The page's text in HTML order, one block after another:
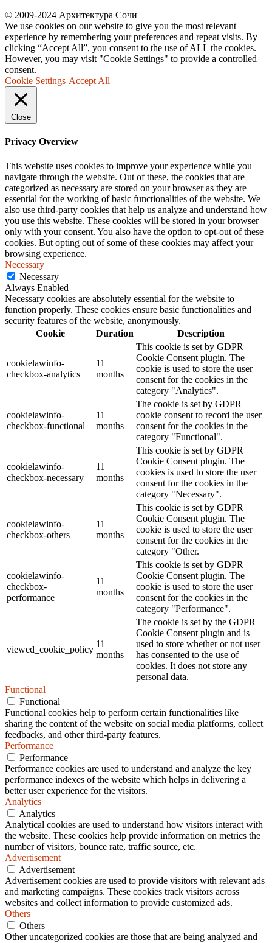
© 2009-2024 Архитектура Сочи
We use cookies on our website to give you the most relevant
experience by remembering your preferences and repeat visits. By
clicking “Accept All”, you consent to the use of ALL the cookies.
However, you may visit "Cookie Settings" to provide a controlled
consent.
Cookie Settings Accept All
Close
Privacy Overview
This website uses cookies to improve your experience while you
navigate through the website. Out of these, the cookies that are
categorized as necessary are stored on your browser as they are
essential for the working of basic functionalities of the website. We
also use third-party cookies that help us analyze and understand how
you use this website. These cookies will be stored in your browser
only with your consent. You also have the option to opt-out of these
cookies. But opting out of some of these cookies may affect your
browsing experience.
Necessary
Necessary
Always Enabled
Necessary cookies are absolutely essential for the website to
function properly. These cookies ensure basic functionalities and
security features of the website, anonymously.
Cookie
Duration Description
cookielawinfo-
checkbox-analytics
11
months
This cookie is set by GDPR
Cookie Consent plugin. The
cookie is used to store the user
consent for the cookies in the
category "Analytics".
cookielawinfo-
checkbox-functional
11
months
The cookie is set by GDPR
cookie consent to record the user
consent for the cookies in the
category "Functional".
cookielawinfo-
checkbox-necessary
11
months
This cookie is set by GDPR
Cookie Consent plugin. The
cookies is used to store the user
consent for the cookies in the
category "Necessary".
cookielawinfo-
checkbox-others
11
months
This cookie is set by GDPR
Cookie Consent plugin. The
cookie is used to store the user
consent for the cookies in the
category "Other.
cookielawinfo-
checkbox-
performance
11
months
This cookie is set by GDPR
Cookie Consent plugin. The
cookie is used to store the user
consent for the cookies in the
category "Performance".
viewed_cookie_policy
11
months
The cookie is set by the GDPR
Cookie Consent plugin and is
used to store whether or not user
has consented to the use of
cookies. It does not store any
personal data.
Functional
Functional
Functional cookies help to perform certain functionalities like
sharing the content of the website on social media platforms, collect
feedbacks, and other third-party features.
Performance
Performance
Performance cookies are used to understand and analyze the key
performance indexes of the website which helps in delivering a
better user experience for the visitors.
Analytics
Analytics
Analytical cookies are used to understand how visitors interact with
the website. These cookies help provide information on metrics the
number of visitors, bounce rate, traffic source, etc.
Advertisement
Advertisement
Advertisement cookies are used to provide visitors with relevant ads
and marketing campaigns. These cookies track visitors across
websites and collect information to provide customized ads.
Others
Others
Other uncategorized cookies are those that are being analyzed and